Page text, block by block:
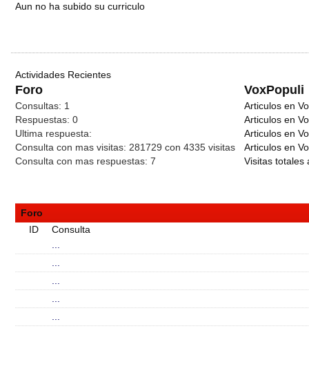
Aun no ha subido su curriculo
Actividades Recientes
Foro VoxPopuli
Consultas: 1
Respuestas: 0
Ultima respuesta:
Consulta con mas visitas: 281729 con 4335 visitas
Consulta con mas respuestas: 7
Articulos en
Articulos en
Articulos en
Articulos en
Visitas totales
Foro
ID
Consulta